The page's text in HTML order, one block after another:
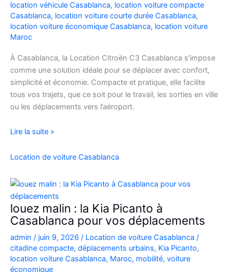
location véhicule Casablanca, location voiture compacte
Casablanca, location voiture courte durée Casablanca,
location voiture économique Casablanca, location voiture
Maroc
À Casablanca, la Location Citroën C3 Casablanca s’impose
comme une solution idéale pour se déplacer avec confort,
simplicité et économie. Compacte et pratique, elle facilite
tous vos trajets, que ce soit pour le travail, les sorties en ville
ou les déplacements vers l’aéroport.
Location
voiture
C3
à
Casablanca
Lire la suite »
Location de voiture Casablanca
louez malin : la Kia Picanto à
Casablanca pour vos déplacements
admin / juin 9, 2026 / Location de voiture Casablanca /
citadine compacte, déplacements urbains, Kia Picanto,
location voiture Casablanca, Maroc, mobilité, voiture
économique